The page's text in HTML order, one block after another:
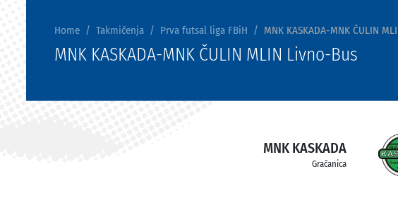
Home Takmičenja Prva futsal liga FBiH MNK KASKADA-MNK ČULIN
MNK KASKADA-MNK ČULIN MLIN Livno-Bus
MNK KASKADA
Gračanica